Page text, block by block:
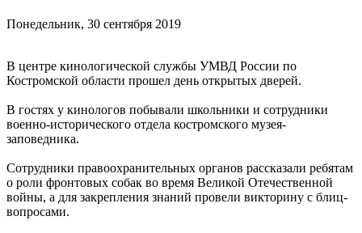
Понедельник, 30 сентября 2019
В центре кинологической службы УМВД России по
Костромской области прошел день открытых дверей.
В гостях у кинологов побывали школьники и сотрудники
военно-исторического отдела костромского музея-
заповедника.
Сотрудники правоохранительных органов рассказали ребятам
о роли фронтовых собак во время Великой Отечественной
войны, а для закрепления знаний провели викторину с блиц-
вопросами.